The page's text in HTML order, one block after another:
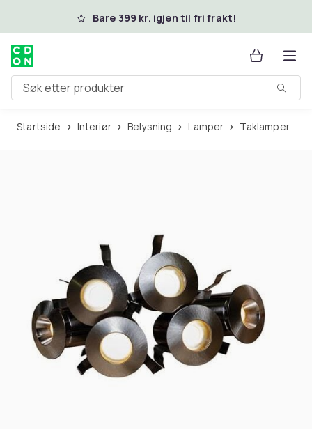
Hopp til hovedinnholdBare 399 kr. igjen til fri frakt!
Søk etter produkter
Startside Interiør Belysning Lamper Taklamper